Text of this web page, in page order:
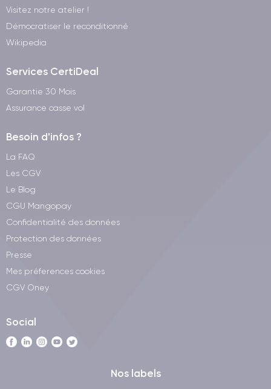
Visitez notre atelier !
Démocratiser le reconditionné
Wikipedia
Services CertiDeal
Garantie 30 Mois
Assurance casse vol
Besoin d'infos ?
La FAQ
Les CGV
Le Blog
CGU Mangopay
Confidentialité des données
Protection des données
Presse
Mes préferences cookies
CGV Oney
Social
Nos labels